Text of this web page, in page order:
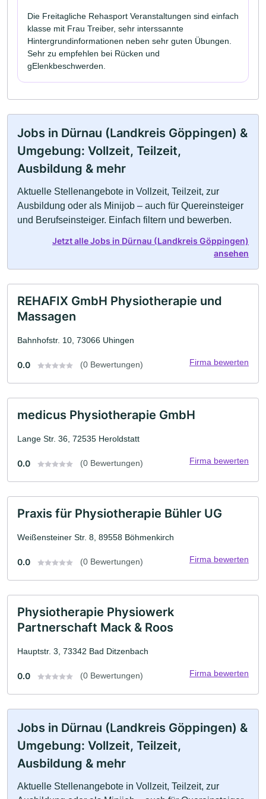
Die Freitagliche Rehasport Veranstaltungen sind einfach
klasse mit Frau Treiber, sehr interssannte
Hintergrundinformationen neben sehr guten Übungen.
Sehr zu empfehlen bei Rücken und
gElenkbeschwerden.
Jobs in Dürnau (Landkreis Göppingen) &
Umgebung: Vollzeit, Teilzeit,
Ausbildung & mehr
Aktuelle Stellenangebote in Vollzeit, Teilzeit, zur
Ausbildung oder als Minijob – auch für Quereinsteiger
und Berufseinsteiger. Einfach filtern und bewerben.
Jetzt alle Jobs in Dürnau (Landkreis Göppingen)
ansehen
REHAFIX GmbH Physiotherapie und
Massagen
Bahnhofstr. 10, 73066 Uhingen
0.0 (0 Bewertungen) Firma bewerten
medicus Physiotherapie GmbH
Lange Str. 36, 72535 Heroldstatt
0.0 (0 Bewertungen) Firma bewerten
Praxis für Physiotherapie Bühler UG
Weißensteiner Str. 8, 89558 Böhmenkirch
0.0 (0 Bewertungen) Firma bewerten
Physiotherapie Physiowerk
Partnerschaft Mack & Roos
Hauptstr. 3, 73342 Bad Ditzenbach
0.0 (0 Bewertungen) Firma bewerten
Jobs in Dürnau (Landkreis Göppingen) &
Umgebung: Vollzeit, Teilzeit,
Ausbildung & mehr
Aktuelle Stellenangebote in Vollzeit, Teilzeit, zur